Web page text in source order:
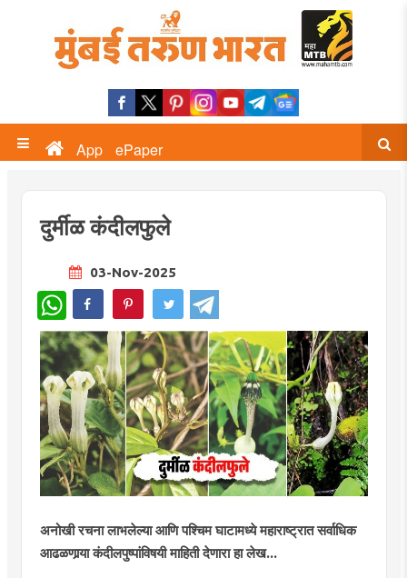
App ePaper
दुर्मीळ कंदीलफुले
03-Nov-2025
WhatsApp
अनोखी रचना लाभलेल्या आणि पश्चिम घाटामध्ये महाराष्ट्रात सर्वाधिक
आढळणार्‍या कंदीलपुष्पांविषयी माहिती देणारा हा लेख...